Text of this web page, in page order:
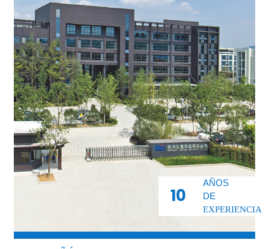
10
AÑOS
DE
EXPERIENCIA